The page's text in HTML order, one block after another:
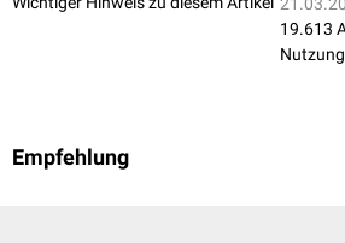
19.613
Empfehlung